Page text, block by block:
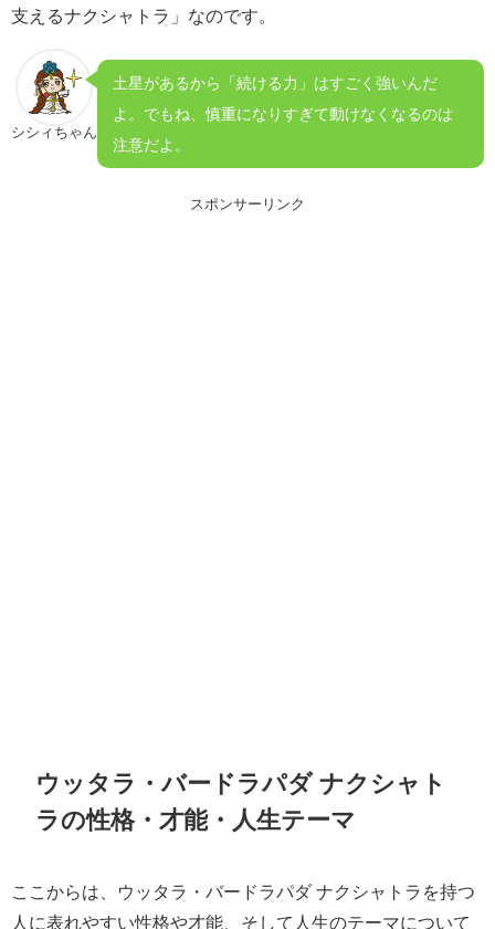
支えるナクシャトラ」なのです。
シシィちゃん
土星があるから「続ける力」はすごく強いんだ
よ。でもね、慎重になりすぎて動けなくなるのは
注意だよ。
スポンサーリンク
ウッタラ・バードラパダ ナクシャト
ラの性格・才能・人生テーマ
ここからは、ウッタラ・バードラパダ ナクシャトラを持つ
人に表れやすい性格や才能、そして人生のテーマについて